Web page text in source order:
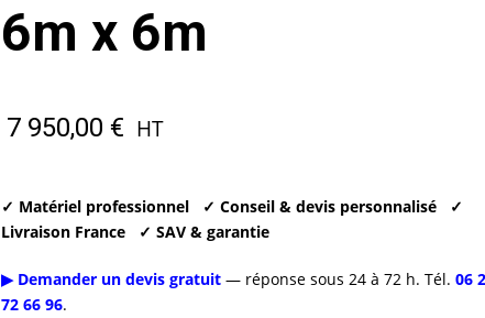
6m x 6m
7 950,00 € HT
✓ Matériel professionnel ✓ Conseil & devis personnalisé
✓
Livraison France
✓ SAV & garantie
▶ Demander un devis gratuit— réponse sous 24 à 72 h. Tél. 06
72 66 96.